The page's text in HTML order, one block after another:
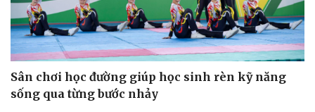
Kể chuyện cho bé
Hạt giống tâm hồn
Sân chơi học đường giúp học sinh rèn kỹ năng
sống qua từng bước nhảy